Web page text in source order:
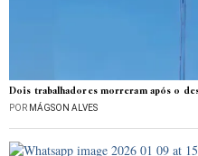
Dois trabalhadores morreram após o
POR MÁGSON ALVES